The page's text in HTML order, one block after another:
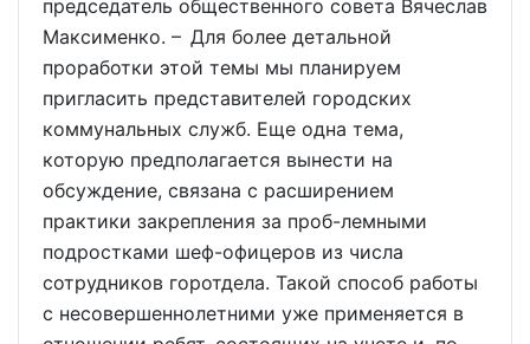
председатель общественного совета Вячеслав
Максименко. – Для более детальной
проработки этой темы мы планируем
пригласить представителей городских
коммунальных служб. Еще одна тема,
которую предполагается вынести на
обсуждение, связана с расширением
практики закрепления за проб-лемными
подростками шеф-офицеров из числа
сотрудников горотдела. Такой способ работы
с несовершеннолетними уже применяется в